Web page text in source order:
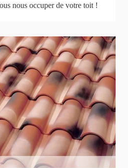
nous occuper de votre toit !